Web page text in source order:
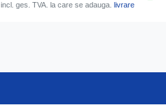
incl. ges. TVA. la care se adauga.livrare